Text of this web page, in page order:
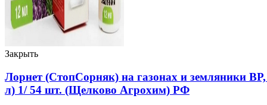
Закрыть
Лорнет (СтопСорняк) на газонах и земляники
л) 1/ 54 шт. (Щелково Агрохим) РФ